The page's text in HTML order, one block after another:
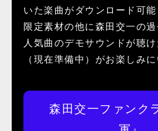
いた楽曲がダウンロード可能
限定素材の他に森田交一の
人気曲のデモサウンドが聴
（現在準備中）がお楽しみ
森田交一ファンク